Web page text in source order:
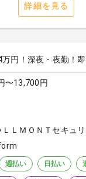
詳細を見る
円！深夜・夜勤！
〜13,700円
ＬＭＯＮＴセキュ
週払い 日払い